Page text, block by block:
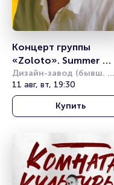
Концерт группы
«Zoloto». Summer
Sound
Дизайн-завод (бывш.
Урбан)
11 авг, вт, 19:30
Купить